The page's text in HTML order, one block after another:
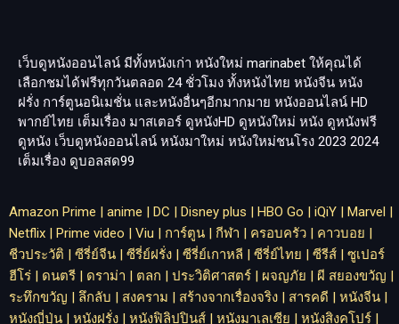
เว็บดูหนังออนไลน์ มีทั้งหนังเก่า หนังใหม่ marinabet ให้คุณได้
เลือกชมได้ฟรีทุกวันตลอด 24 ชั่วโมง ทั้งหนังไทย หนังจีน หนัง
ฝรั่ง การ์ตูนอนิเมชั่น และหนังอื่นๆอีกมากมาย หนังออนไลน์ HD
พากย์ไทย เต็มเรื่อง มาสเตอร์ ดูหนังHD ดูหนังใหม่ หนัง ดูหนังฟรี
ดูหนัง เว็บดูหนังออนไลน์ หนังมาใหม่ หนังใหม่ชนโรง 2023 2024
เต็มเรื่อง ดูบอลสด99
Amazon Prime | anime | DC | Disney plus | HBO Go | iQiY | Marvel |
Netflix | Prime video | Viu | การ์ตูน | กีฬา | ครอบครัว | คาวบอย |
ชีวประวัติ | ซีรี่ย์จีน | ซีรี่ย์ฝรั่ง | ซีรี่ย์เกาหลี | ซีรี่ย์ไทย | ซีรีส์ | ซูเปอร์
ฮีโร่ | ดนตรี | ดราม่า | ตลก | ประวิติศาสตร์ | ผจญภัย | ผี สยองขวัญ |
ระทึกขวัญ | ลึกลับ | สงคราม | สร้างจากเรื่องจริง | สารคดี | หนังจีน |
หนังญี่ปุ่น | หนังฝรั่ง | หนังฟิลิปปินส์ | หนังมาเลเซีย | หนังสิงคโปร์ |